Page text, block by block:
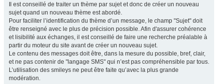
Il est conseillé de traiter un thème par sujet et donc de créer un nouveau
sujet quand un nouveau thème est abordé.
Pour faciliter l’identification du thème d’un message, le champ "Sujet" doit
être renseigné avec le plus de précision possible. Afin d'assurer cohérence
et lisibilité aux échanges, il est conseillé de faire une recherche préalable à
partir du moteur du site avant de créer un nouveau sujet.
Le contenu des messages doit être, dans la mesure du possible, bref, clair,
et ne pas contenir de "langage SMS" qui n’est pas compréhensible par tous.
L’utilisation des smileys ne peut être faite qu’avec la plus grande
modération.